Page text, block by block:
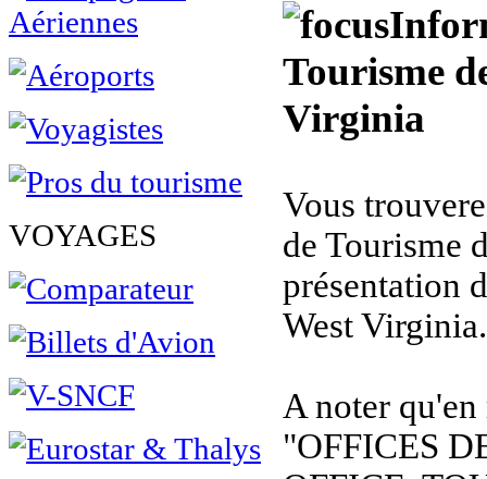
VOYAGES
Tourisme
Virginia
Vous
de Tourisme
présentation
West Virginia.
A noter
"OFFICES